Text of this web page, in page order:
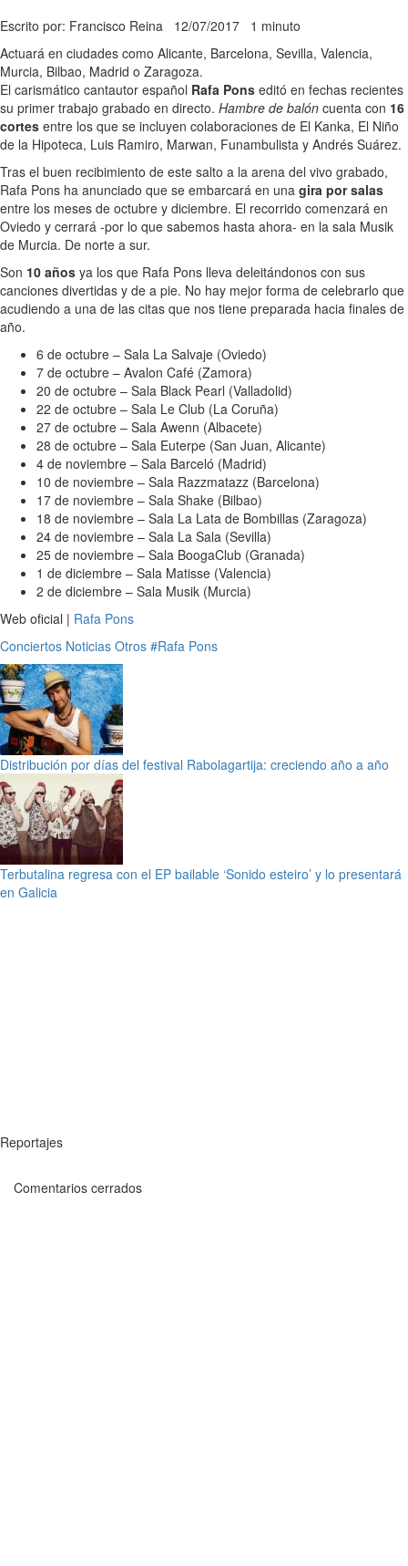
Escrito por: Francisco Reina 12/07/2017 1 minuto
Actuará en ciudades como Alicante, Barcelona, Sevilla, Valencia,
Murcia, Bilbao, Madrid o Zaragoza.
El carismático cantautor español Rafa Pons editó en fechas recientes
su primer trabajo grabado en directo. Hambre de balón cuenta con 16
cortes entre los que se incluyen colaboraciones de El Kanka, El Niño
de la Hipoteca, Luis Ramiro, Marwan, Funambulista y Andrés Suárez.
Tras el buen recibimiento de este salto a la arena del vivo grabado,
Rafa Pons ha anunciado que se embarcará en una gira por salas
entre los meses de octubre y diciembre. El recorrido comenzará en
Oviedo y cerrará -por lo que sabemos hasta ahora- en la sala Musik
de Murcia. De norte a sur.
Son 10 años ya los que Rafa Pons lleva deleitándonos con sus
canciones divertidas y de a pie. No hay mejor forma de celebrarlo que
acudiendo a una de las citas que nos tiene preparada hacia finales de
año.
6 de octubre – Sala La Salvaje (Oviedo)
7 de octubre – Avalon Café (Zamora)
20 de octubre – Sala Black Pearl (Valladolid)
22 de octubre – Sala Le Club (La Coruña)
27 de octubre – Sala Awenn (Albacete)
28 de octubre – Sala Euterpe (San Juan, Alicante)
4 de noviembre – Sala Barceló (Madrid)
10 de noviembre – Sala Razzmatazz (Barcelona)
17 de noviembre – Sala Shake (Bilbao)
18 de noviembre – Sala La Lata de Bombillas (Zaragoza)
24 de noviembre – Sala La Sala (Sevilla)
25 de noviembre – Sala BoogaClub (Granada)
1 de diciembre – Sala Matisse (Valencia)
2 de diciembre – Sala Musik (Murcia)
Web oficial | Rafa Pons
Conciertos Noticias Otros #Rafa Pons
Distribución por días del festival Rabolagartija: creciendo año a año
Terbutalina regresa con el EP bailable ‘Sonido esteiro’ y lo presentará
en Galicia
Reportajes
Comentarios cerrados